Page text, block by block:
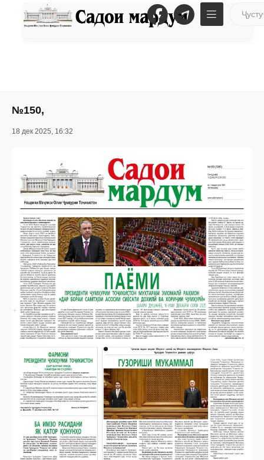
№150,
18 дек 2025, 16:32